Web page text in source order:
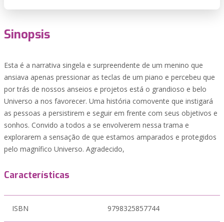
Sinopsis
Esta é a narrativa singela e surpreendente de um menino que
ansiava apenas pressionar as teclas de um piano e percebeu que
por trás de nossos anseios e projetos está o grandioso e belo
Universo a nos favorecer. Uma história comovente que instigará
as pessoas a persistirem e seguir em frente com seus objetivos e
sonhos. Convido a todos a se envolverem nessa trama e
explorarem a sensação de que estamos amparados e protegidos
pelo magnífico Universo. Agradecido,
Características
ISBN 9798325857744